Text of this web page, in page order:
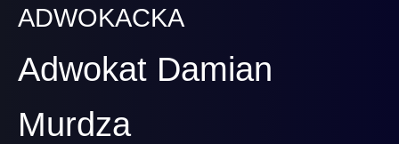
ADWOKACKA
Adwokat Damian
Murdza